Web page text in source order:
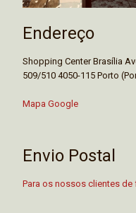
Endereço
Shopping Center Brasília
509/510 4050-115 Porto
Mapa Google
Envio Postal
Para os nossos clientes de